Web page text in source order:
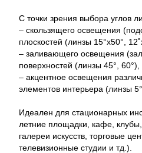
С точки зрения выбора углов
– скользящего освещения
плоскостей (линзы 15°x50°,
– заливающего освещения
поверхностей (линзы 45°, 60°),
– акцентное освещения
элементов интерьера (линзы
Идеален для стационарных
летние площадки, кафе, клубы,
галереи искусств, торговые
телевизионные студии и тд.).